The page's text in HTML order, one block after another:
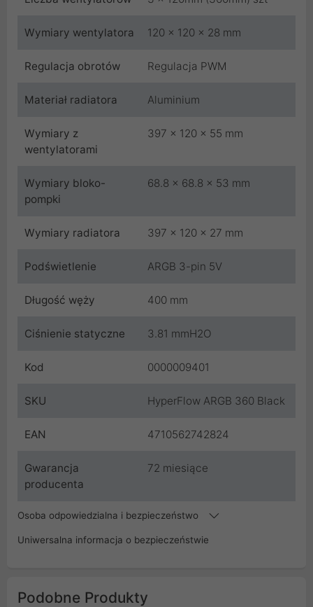
Wymiary wentylatora 120 x 120 x 28 mm
Regulacja obrotów Regulacja PWM
Materiał radiatora Aluminium
Wymiary z
wentylatorami
397 x 120 x 55 mm
Wymiary bloko-
pompki
68.8 x 68.8 x 53 mm
Wymiary radiatora 397 x 120 x 27 mm
Podświetlenie ARGB 3-pin 5V
Długość węży 400 mm
Ciśnienie statyczne 3.81 mmH2O
Kod 0000009401
SKU HyperFlow ARGB 360 Black
EAN 4710562742824
Gwarancja
producenta
72 miesiące
Osoba odpowiedzialna i bezpieczeństwo
Uniwersalna informacja o bezpieczeństwie
Podobne Produkty